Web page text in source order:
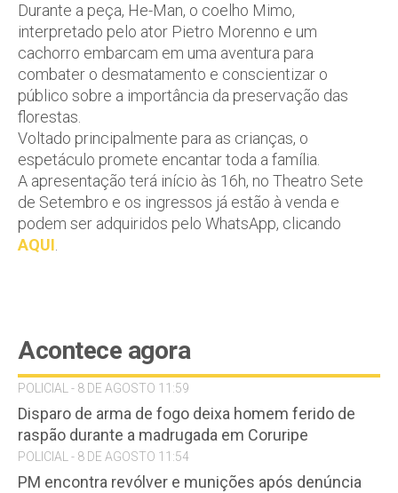
Durante a peça, He-Man, o coelho Mimo,
interpretado pelo ator Pietro Morenno e um
cachorro embarcam em uma aventura para
combater o desmatamento e conscientizar o
público sobre a importância da preservação das
florestas.
Voltado principalmente para as crianças, o
espetáculo promete encantar toda a família.
A apresentação terá início às 16h, no Theatro Sete
de Setembro e os ingressos já estão à venda e
podem ser adquiridos pelo WhatsApp, clicando
AQUI.
Acontece agora
POLICIAL - 8 DE AGOSTO 11:59
Disparo de arma de fogo deixa homem ferido de
raspão durante a madrugada em Coruripe
POLICIAL - 8 DE AGOSTO 11:54
PM encontra revólver e munições após denúncia